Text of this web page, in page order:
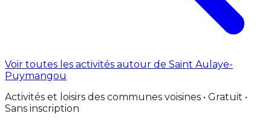
Voir toutes les activités autour de Saint Aulaye-
Puymangou
Activités et loisirs des communes voisines • Gratuit •
Sans inscription